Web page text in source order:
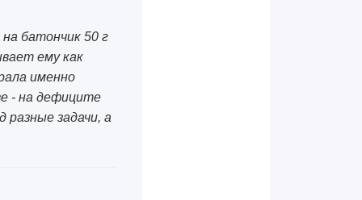
батончик 50 г
ему как
именно
- на дефиците
задачи, а